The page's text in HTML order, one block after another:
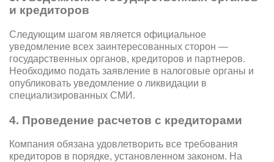
и кредиторов
Следующим шагом является официальное
уведомление всех заинтересованных сторон —
государственных органов, кредиторов и партнеров.
Необходимо подать заявление в налоговые органы и
опубликовать уведомление о ликвидации в
специализированных СМИ.
4. Проведение расчетов с кредиторами
Компания обязана удовлетворить все требования
кредиторов в порядке, установленном законом. На